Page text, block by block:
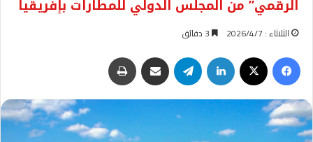
الرقمي” من المجلس الدولي للمطارات بإفريقيا
الثلاثاء : 2026/4/7
فيسبوك لينكدإن تيلقرام مشاركة عبر البريد